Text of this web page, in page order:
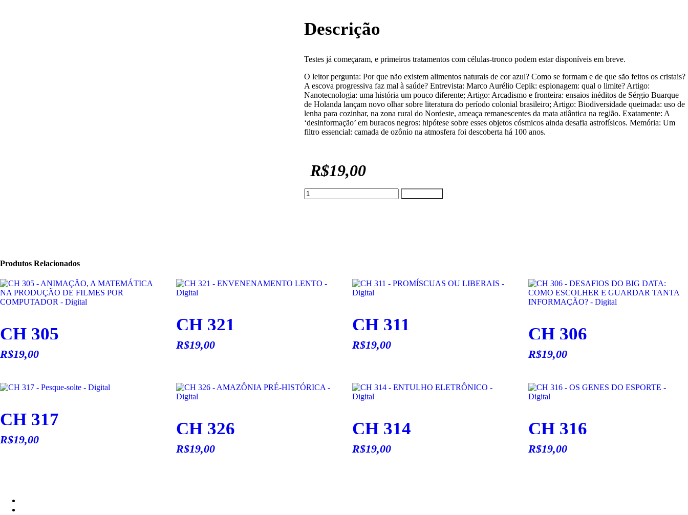
Descrição
Testes já começaram, e primeiros tratamentos com células-tronco podem estar disponíveis em breve.
O leitor pergunta: Por que não existem alimentos naturais de cor azul? Como se formam e de que são feitos os cristais?
A escova progressiva faz mal à saúde? Entrevista: Marco Aurélio Cepik: espionagem: qual o limite? Artigo:
Nanotecnologia: uma história um pouco diferente; Artigo: Arcadismo e fronteira: ensaios inéditos de Sérgio Buarque
de Holanda lançam novo olhar sobre literatura do período colonial brasileiro; Artigo: Biodiversidade queimada: uso de
lenha para cozinhar, na zona rural do Nordeste, ameaça remanescentes da mata atlântica na região. Exatamente: A
‘desinformação’ em buracos negros: hipótese sobre esses objetos cósmicos ainda desafia astrofísicos. Memória: Um
filtro essencial: camada de ozônio na atmosfera foi descoberta há 100 anos.
R$19,00
CH
308
quantidade
Produtos Relacionados
CH 305
R$19,00
CH 321
R$19,00
CH 311
R$19,00
CH 306
R$19,00
CH 317
R$19,00
CH 326
R$19,00
CH 314
R$19,00
CH 316
R$19,00